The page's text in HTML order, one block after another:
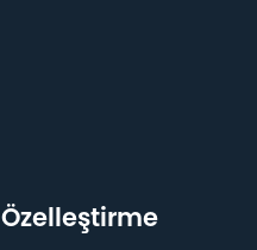
Özelleştirme